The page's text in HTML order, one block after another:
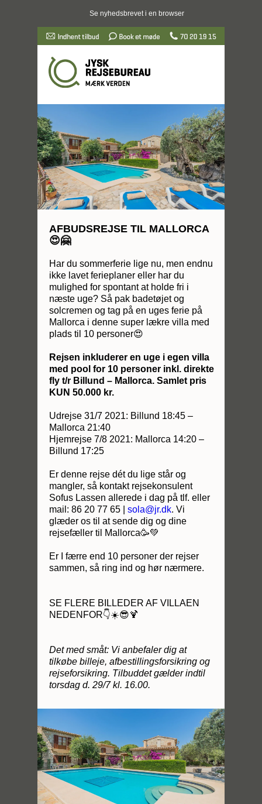
Se nyhedsbrevet i en browser
AFBUDSREJSE TIL MALLORCA
😍🤗
Har du sommerferie lige nu, men endnu
ikke lavet ferieplaner eller har du
mulighed for spontant at holde fri i
næste uge? Så pak badetøjet og
solcremen og tag på en uges ferie på
Mallorca i denne super lækre villa med
plads til 10 personer😍
Rejsen inkluderer en uge i egen villa
med pool for 10 personer inkl. direkte
fly t/r Billund – Mallorca. Samlet pris
KUN 50.000 kr.
Udrejse 31/7 2021: Billund 18:45 –
Mallorca 21:40
Hjemrejse 7/8 2021: Mallorca 14:20 –
Billund 17:25
Er denne rejse dét du lige står og
mangler, så kontakt rejsekonsulent
Sofus Lassen allerede i dag på tlf. eller
mail: 86 20 77 65 | sola@jr.dk. Vi
glæder os til at sende dig og dine
rejsefæller til Mallorca🥳💚
Er I færre end 10 personer der rejser
sammen, så ring ind og hør nærmere.
SE FLERE BILLEDER AF VILLAEN
NEDENFOR👇☀️😎🍹
Det med småt: Vi anbefaler dig at
tilkøbe billeje, afbestillingsforsikring og
rejseforsikring. Tilbuddet gælder indtil
torsdag d. 29/7 kl. 16.00.